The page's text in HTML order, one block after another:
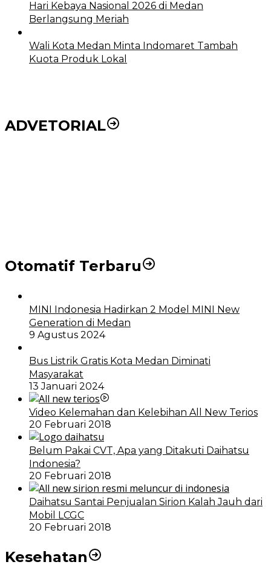
Hari Kebaya Nasional 2026 di Medan
Berlangsung Meriah
Wali Kota Medan Minta Indomaret Tambah
Kuota Produk Lokal
ADVETORIAL
Otomatif Terbaru
MINI Indonesia Hadirkan 2 Model MINI New
Generation di Medan
9 Agustus 2024
Bus Listrik Gratis Kota Medan Diminati
Masyarakat
13 Januari 2024
Video Kelemahan dan Kelebihan All New Terios
20 Februari 2018
Belum Pakai CVT, Apa yang Ditakuti Daihatsu
Indonesia?
20 Februari 2018
Daihatsu Santai Penjualan Sirion Kalah Jauh dari
Mobil LCGC
20 Februari 2018
Kesehatan